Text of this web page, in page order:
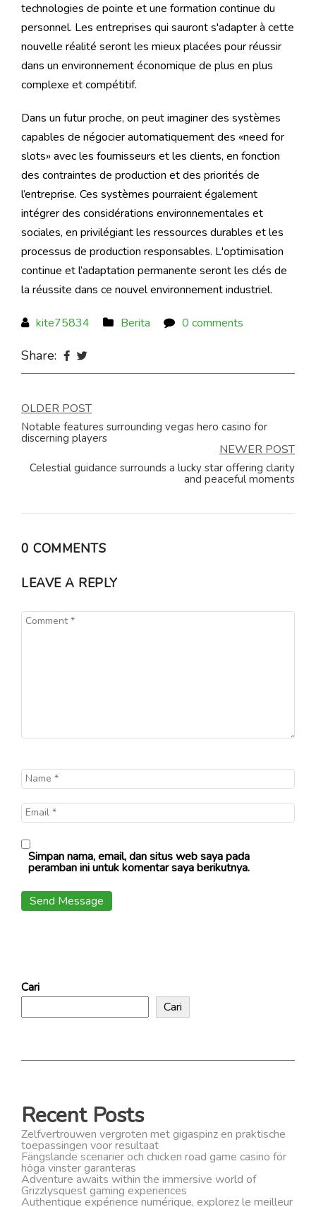
technologies de pointe et une formation continue du
personnel. Les entreprises qui sauront s'adapter à cette
nouvelle réalité seront les mieux placées pour réussir
dans un environnement économique de plus en plus
complexe et compétitif.
Dans un futur proche, on peut imaginer des systèmes
capables de négocier automatiquement des «need for
slots» avec les fournisseurs et les clients, en fonction
des contraintes de production et des priorités de
l’entreprise. Ces systèmes pourraient également
intégrer des considérations environnementales et
sociales, en privilégiant les ressources durables et les
processus de production responsables. L'optimisation
continue et l’adaptation permanente seront les clés de
la réussite dans ce nouvel environnement industriel.
kite75834 Berita 0 comments
Share:
Navigasi
pos
OLDER POST
Notable features surrounding vegas hero casino for
discerning players
NEWER POST
Celestial guidance surrounds a lucky star offering clarity
and peaceful moments
0 COMMENTS
LEAVE A REPLY
Simpan nama, email, dan situs web saya pada
peramban ini untuk komentar saya berikutnya.
Cari
Cari
Recent Posts
Zelfvertrouwen vergroten met gigaspinz en praktische
toepassingen voor resultaat
Fängslande scenarier och chicken road game casino för
höga vinster garanteras
Adventure awaits within the immersive world of
Grizzlysquest gaming experiences
Authentique expérience numérique, explorez le meilleur